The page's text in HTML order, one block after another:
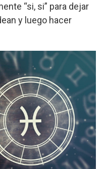
“si, si” para dejar
y luego hacer